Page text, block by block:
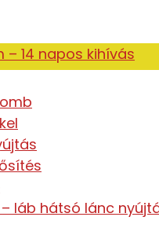
– 14 napos kihívás
láb hátsó lánc